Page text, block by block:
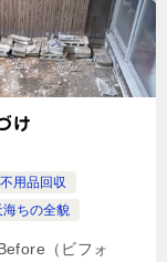
け
不用品回収
海ちの全貌
（ビフォ